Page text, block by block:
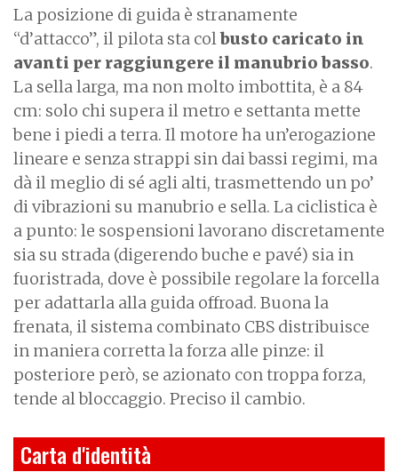
La posizione di guida è stranamente
“d’attacco”, il pilota sta colbusto caricato in
avanti per raggiungere il manubrio basso.
La sella larga, ma non molto imbottita, è a 84
cm: solo chi supera il metro e settanta mette
bene i piedi a terra. Il motore ha un’erogazione
lineare e senza strappi sin dai bassi regimi, ma
dà il meglio di sé agli alti, trasmettendo un po’
di vibrazioni su manubrio e sella. La ciclistica è
a punto: le sospensioni lavorano discretamente
sia su strada (digerendo buche e pavé) sia in
fuoristrada, dove è possibile regolare la forcella
per adattarla alla guida offroad. Buona la
frenata, il sistema combinato CBS distribuisce
in maniera corretta la forza alle pinze: il
posteriore però, se azionato con troppa forza,
tende al bloccaggio. Preciso il cambio.
Carta d'identità